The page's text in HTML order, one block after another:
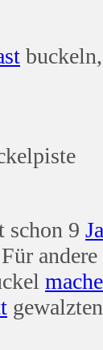
buckeln,
schon 9
gewalzten